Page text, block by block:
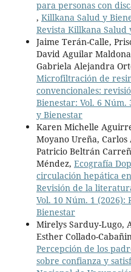
para personas con
, Killkana Salud y
Revista Killkana Salud
Jaime Terán-Calle,
David Aguilar
Gabriela Alejandra
Microfiltración de
convencionales:
Bienestar: Vol. 6 Núm.
y Bienestar
Karen Michelle
Moyano Ureña,
Patricio Beltrán
Méndez, Ecografía
circulación hepática
Revisión de la
Vol. 10 Núm. 1 (2026):
Bienestar
Mirelys Sarduy-Lugo,
Esther Collado-
Percepción de los
sobre confianza y